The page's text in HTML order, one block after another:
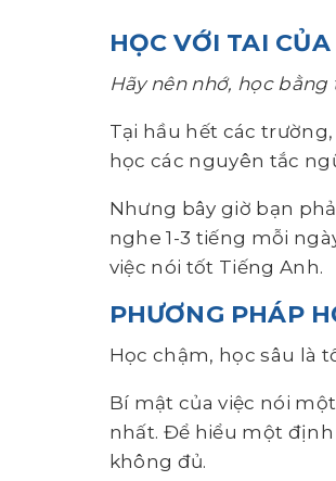
HỌC VỚI TAI
Hãy nên nhớ, học
Tại hầu hết các
học các nguyên tắc
Nhưng bây giờ bạn
nghe 1-3 tiếng mỗi
việc nói tốt Tiếng Anh.
PHƯƠNG PHÁP
Học chậm, học sâu là
Bí mật của việc nói
nhất. Để hiểu một
không đủ.